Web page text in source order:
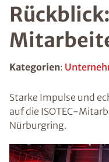
Kategorien:
Starke Impulse und
auf die ISOTEC-
Nürburgring.